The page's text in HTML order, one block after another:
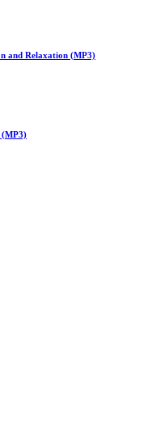
and Relaxation (MP3)
(MP3)